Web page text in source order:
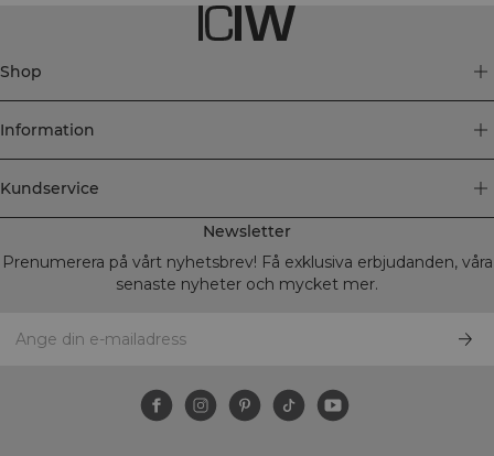
Shop
Information
Kundservice
Newsletter
Prenumerera på vårt nyhetsbrev! Få exklusiva erbjudanden, våra
senaste nyheter och mycket mer.